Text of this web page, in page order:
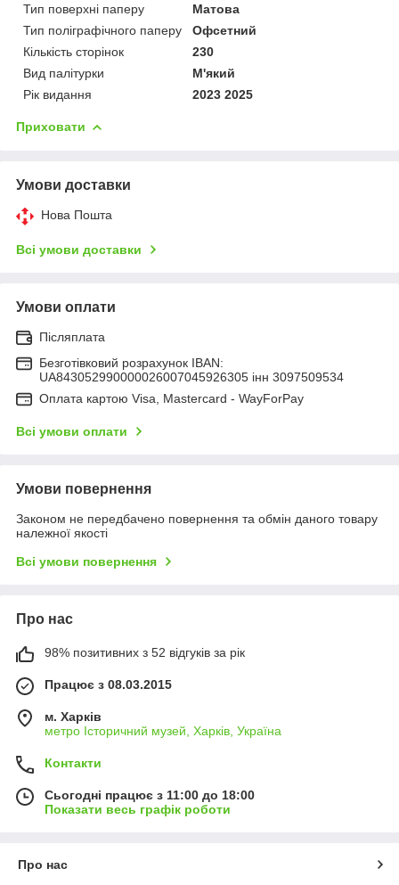
Тип поверхні паперу
Матова
Тип поліграфічного паперу
Офсетний
Кількість сторінок
230
Вид палітурки
М'який
Рік видання
2023 2025
Приховати
Умови доставки
Нова Пошта
Всі умови доставки
Умови оплати
Післяплата
Безготівковий розрахунок IBAN:
UA843052990000026007045926305 інн 3097509534
Оплата картою Visa, Mastercard - WayForPay
Всі умови оплати
Умови повернення
Законом не передбачено повернення та обмін даного товару
належної якості
Всі умови повернення
Про нас
98% позитивних з 52 відгуків за рік
Працює з 08.03.2015
м. Харків
метро Історичний музей, Харків, Україна
Контакти
Сьогодні працює з 11:00 до 18:00
Показати весь графік роботи
Про нас